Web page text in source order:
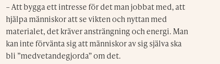
– Att bygga ett intresse för det man jobbat med, att
hjälpa människor att se vikten och nyttan med
materialet, det kräver ansträngning och energi. Man
kan inte förvänta sig att människor av sig själva ska
bli ”medvetandegjorda” om det.